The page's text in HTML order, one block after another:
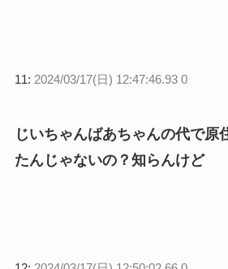
11: 2024/03/17(日) 12:47:46.93 0
じいちゃんばあちゃんの代で原
たんじゃないの？知らんけど